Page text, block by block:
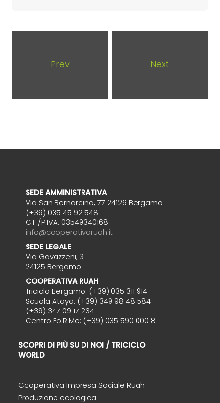
Prev Next
SEDE AMMINISTRATIVA
Via San Bernardino, 77 24126 Bergamo
(+39) 035 45 92 548
C.F./P.IVA: 03549340168
info@cooperativaruah.it
SEDE LEGALE
Via Gavazzeni, 3
24125 Bergamo
COOPERATIVA RUAH
Triciclo Bergamo: (+39) 035 311 914
Scuola Ataya: (+39) 349 98 48 584
(+39) 347 09 17 234
Centro Fo.R.Me: (+39) 035 590 000 8
SCOPRI DI PIÙ SU DI NOI / TRICICLO
WORLD
Cooperativa Impresa Sociale Ruah
Produzione ecologica